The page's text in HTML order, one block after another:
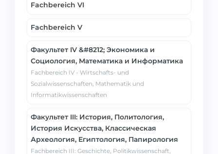
Fachbereich VI
Fachbereich V
Факультет IV &#8212; Экономика и
Социология, Математика и Информатика
Fachbereich IV - Wirtschafts- und
Sozialwissenschaften, Mathematik und
Informatikwissenschaften
Факультет III: История, Политология,
История Искусства, Классическая
Археология, Египтология, Папирология
Fachbereich III: Geschichte, Politikwissenschaft,